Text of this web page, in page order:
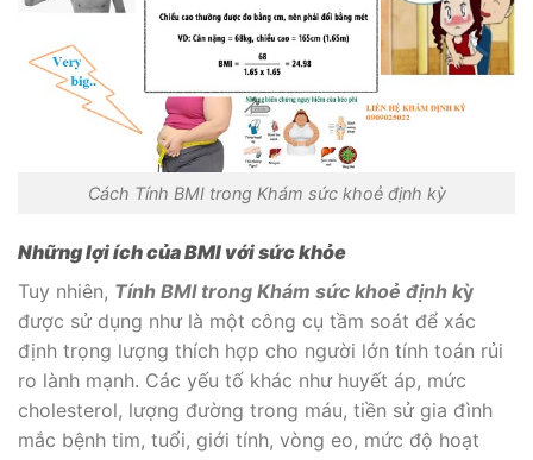
Cách Tính BMI trong Khám sức khoẻ định kỳ
Những lợi ích của BMI với sức khỏe
Tuy nhiên, Tính BMI trong Khám sức khoẻ định kỳ
được sử dụng như là một công cụ tầm soát để xác
định trọng lượng thích hợp cho người lớn tính toán rủi
ro lành mạnh. Các yếu tố khác như huyết áp, mức
cholesterol, lượng đường trong máu, tiền sử gia đình
mắc bệnh tim, tuổi, giới tính, vòng eo, mức độ hoạt